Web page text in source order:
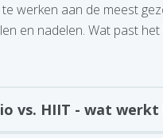
werken aan de meest
en nadelen. Wat past het
vs. HIIT - wat